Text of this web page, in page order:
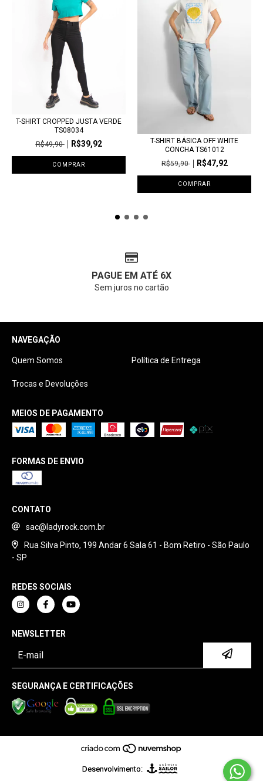
T-SHIRT CROPPED JUSTA VERDE
TS08034
R$49,90
R$39,92
COMPRAR
T-SHIRT BÁSICA OFF WHITE
CONCHA TS61012
R$59,90
R$47,92
COMPRAR
PAGUE EM ATÉ 6X
Sem juros no cartão
NAVEGAÇÃO
Quem Somos Política de Entrega
Trocas e Devoluções
MEIOS DE PAGAMENTO
FORMAS DE ENVIO
CONTATO
sac@ladyrock.com.br
Rua Silva Pinto, 199 Andar 6 Sala 61 - Bom Retiro - São Paulo
- SP
REDES SOCIAIS
NEWSLETTER
SEGURANÇA E CERTIFICAÇÕES
Desenvolvimento: